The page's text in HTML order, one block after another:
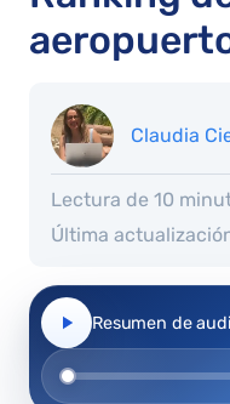
Claudia
Lectura de 10
Última
Resumen de